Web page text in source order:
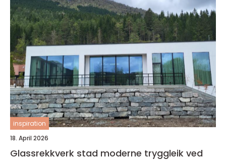
inspiration
18. April 2026
Glassrekkverk stad moderne tryggleik ved